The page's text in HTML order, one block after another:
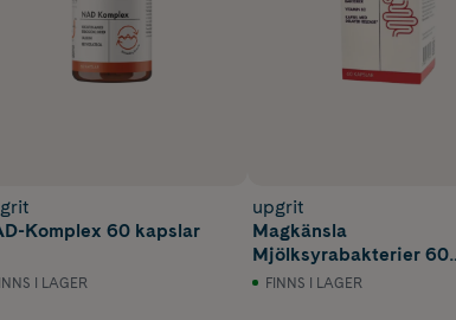
Komplex 60 kapslar
I LAGER
upgrit
Magkänsla
Mjölksyrabakterier 60
kapslar
FINNS I LAGER